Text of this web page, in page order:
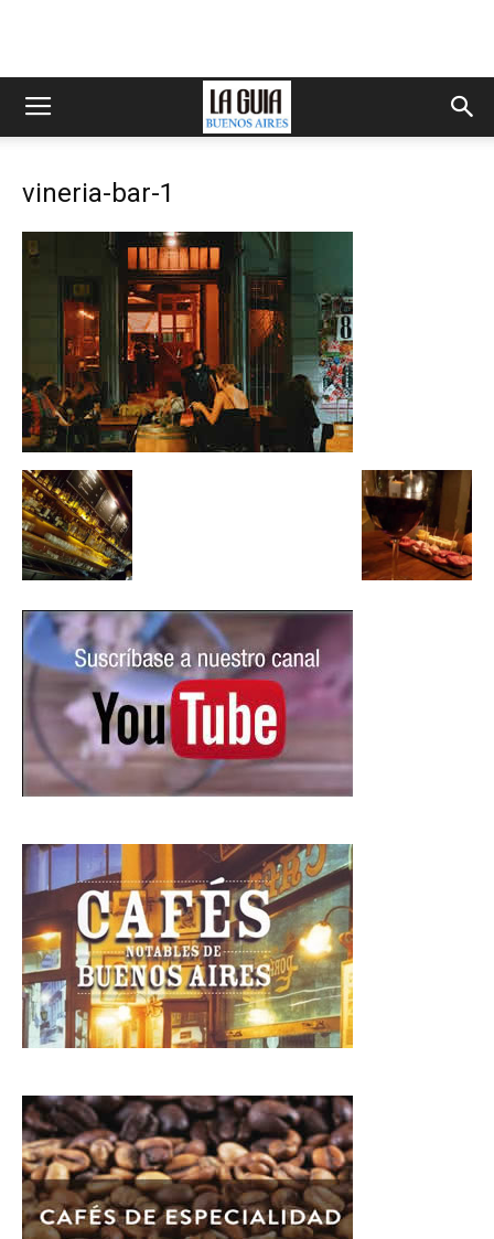
vineria-bar-1